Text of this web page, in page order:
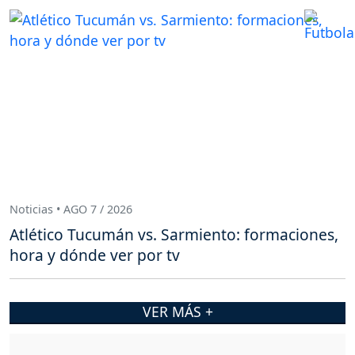
Noticias • AGO 7 / 2026
Atlético Tucumán vs. Sarmiento: formaciones,
hora y dónde ver por tv
VER MÁS +